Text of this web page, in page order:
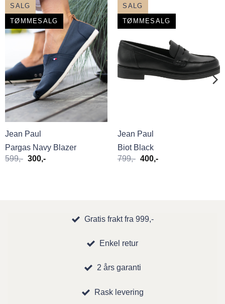
SALG
TØMMESALG
Jean Paul
Pargas Navy Blazer
599,- Opprinnelig
300,-Nåværende
SALG
TØMMESALG
Jean Paul
Biot Black
799,- Opprinnelig
400,-Nåværende
Gratis frakt fra 999,-
Enkel retur
2 års garanti
Rask levering